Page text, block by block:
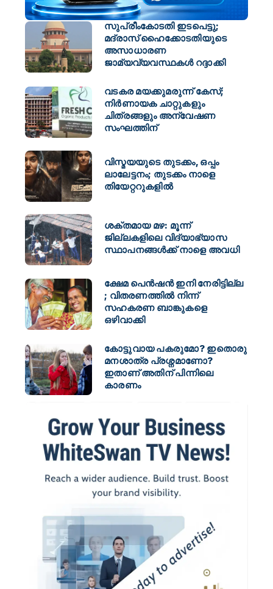
സുപ്രീംകോടതി ഇടപെട്ടു;
മദ്രാസ് ഹൈക്കോടതിയുടെ
അസാധാരണ
ജാമ്യവ്യവസ്ഥകൾ റദ്ദാക്കി
വടകര മയക്കുമരുന്ന് കേസ്;
നിർണായക ചാറ്റുകളും
ചിത്രങ്ങളും അന്വേഷണ
സംഘത്തിന്
വിസ്മയയുടെ തുടക്കം, ഒപ്പം
ലാലേട്ടനം; തുടക്കം നാളെ
തിയേറ്ററുകളിൽ
ശക്തമായ മഴ: മൂന്ന്
ജില്ലകളിലെ വിദ്യാഭ്യാസ
സ്ഥാപനങ്ങള്‍ക്ക് നാളെ അവധി
ക്ഷേമ പെൻഷൻ ഇനി നേരിട്ടില്ല
; വിതരണത്തിൽ നിന്ന്
സഹകരണ ബാങ്കുകളെ
ഒഴിവാക്കി
കോട്ടുവായ പകരുമോ? ഇതൊരു
മനശാത്ര പ്രശ്നമാണോ?
ഇതാണ് അതിന് പിന്നിലെ
കാരണം